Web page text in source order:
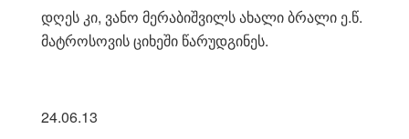
დღეს კი, ვანო მერაბიშვილს ახალი ბრალი ე.წ.
მატროსოვის ციხეში წარუდგინეს.
24.06.13